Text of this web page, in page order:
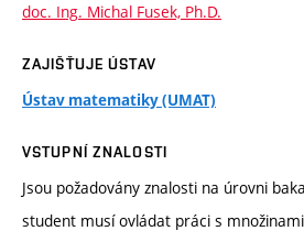
doc. Ing. Michal Fusek, Ph.D.
ZAJIŠŤUJE ÚSTAV
Ústav matematiky (UMAT)
VSTUPNÍ ZNALOSTI
Jsou požadovány znalosti na úrovni
student musí ovládat práci s